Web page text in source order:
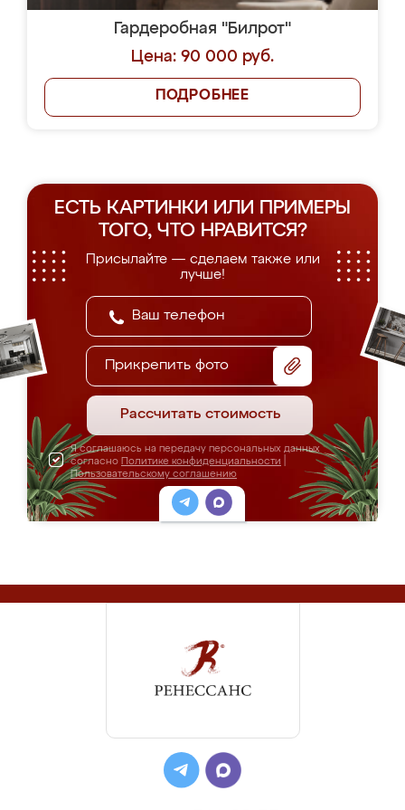
Гардеробная "Билрот"
Цена: 90 000 руб.
ПОДРОБНЕЕ
ЕСТЬ КАРТИНКИ ИЛИ ПРИМЕРЫ
ТОГО, ЧТО НРАВИТСЯ?
Присылайте — сделаем также или
лучше!
Прикрепить фото
Рассчитать стоимость
Я соглашаюсь на передачу персональных данных
согласно Политике конфиденциальности
Пользовательскому соглашению